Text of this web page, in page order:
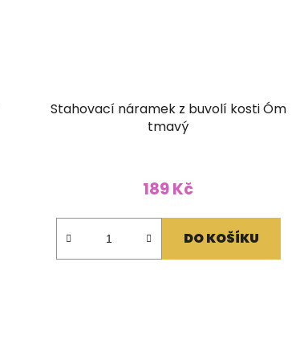
Stahovací náramek z buvolí kosti Óm
tmavý
189 Kč
DO KOŠÍKU